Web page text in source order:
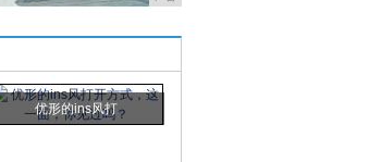
优形的ins风打